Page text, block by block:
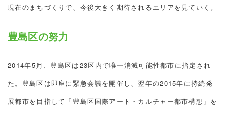
現在のまちづくりで、今後大きく期待されるエリアを見ていく。
豊島区の努力
2014年5月、豊島区は23区内で唯一消滅可能性都市に指定され
た。豊島区は即座に緊急会議を開催し、翌年の2015年に持続発
展都市を目指して「豊島区国際アート・カルチャー都市構想」を